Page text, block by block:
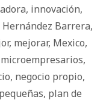
, innovación,
Hernández Barrera,
, mejorar, Mexico,
microempresarios,
, negocio propio,
pequeñas, plan de